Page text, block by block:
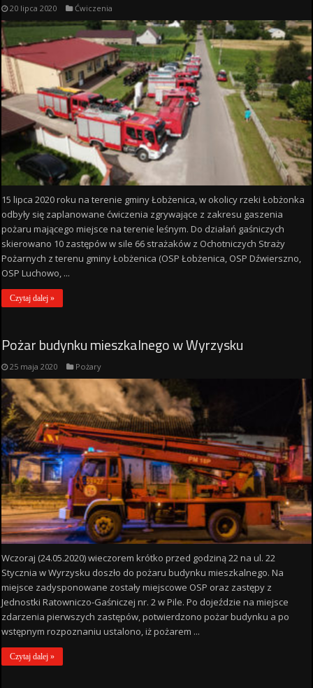
20 lipca 2020 Ćwiczenia
15 lipca 2020 roku na terenie gminy Łobżenica, w okolicy rzeki Łobżonka
odbyły się zaplanowane ćwiczenia zgrywające z zakresu gaszenia
pożaru mającego miejsce na terenie leśnym. Do działań gaśniczych
skierowano 10 zastępów w sile 66 strażaków z Ochotniczych Straży
Pożarnych z terenu gminy Łobżenica (OSP Łobżenica, OSP Dźwierszno,
OSP Luchowo, ...
Czytaj dalej »
Pożar budynku mieszkalnego w Wyrzysku
25 maja 2020 Pożary
Wczoraj (24.05.2020) wieczorem krótko przed godziną 22 na ul. 22
Stycznia w Wyrzysku doszło do pożaru budynku mieszkalnego. Na
miejsce zadysponowane zostały miejscowe OSP oraz zastępy z
Jednostki Ratowniczo-Gaśniczej nr. 2 w Pile. Po dojeździe na miejsce
zdarzenia pierwszych zastępów, potwierdzono pożar budynku a po
wstępnym rozpoznaniu ustalono, iż pożarem ...
Czytaj dalej »